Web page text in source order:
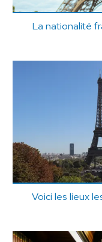
La nationalité
Voici les lieux